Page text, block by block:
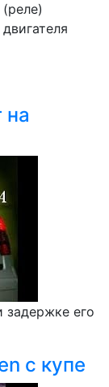
на
задержке его
c купе